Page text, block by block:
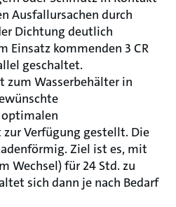
Ausfallursachen durch
Dichtung deutlich
Einsatz kommenden 3 CR
geschaltet.
zum Wasserbehälter in
Verfügung gestellt. Die
Ziel ist es, mit
Wechsel) für 24 Std. zu
sich dann je nach Bedarf